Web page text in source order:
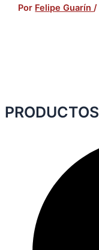
Por Felipe Guarín/
PRODUCTOS